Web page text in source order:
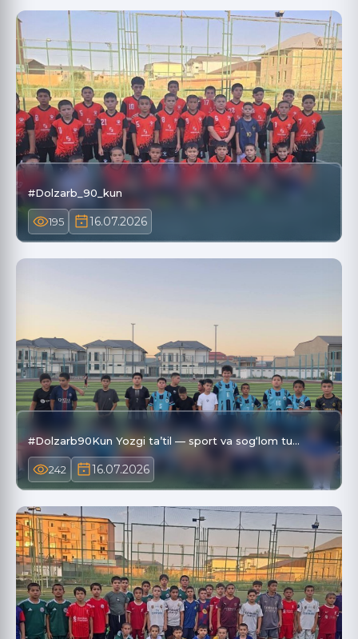
#Dolzarb_90_kun
195 16.07.2026
#Dolzarb90Kun Yozgi ta’til — sport va sog‘lom tu…
242 16.07.2026